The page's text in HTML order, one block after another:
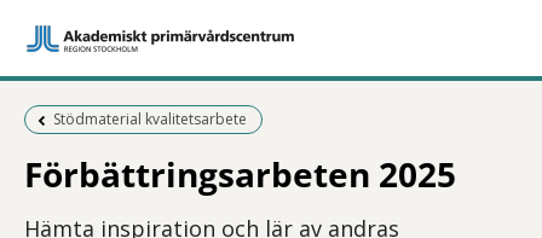
Föregående sida:
Stödmaterial kvalitetsarbete
Förbättringsarbeten 2025
Hämta inspiration och lär av andras